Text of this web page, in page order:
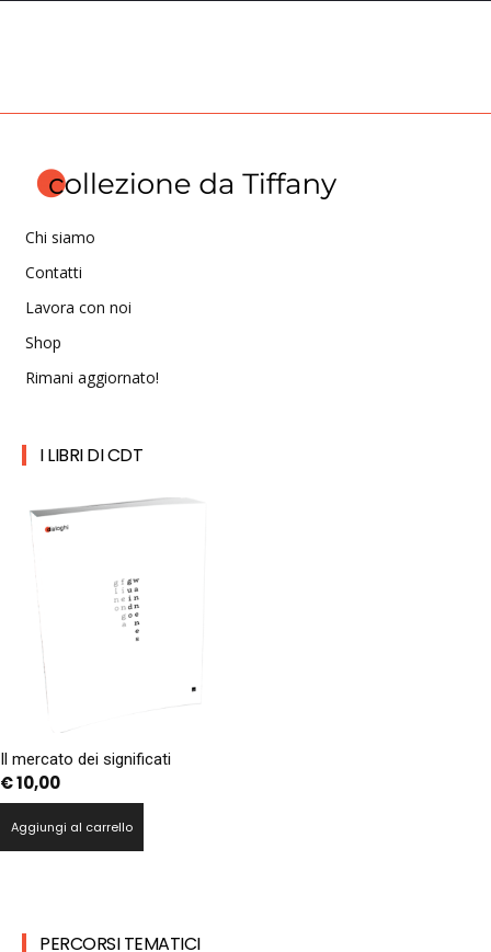
Chi siamo
Contatti
Lavora con noi
Shop
Rimani aggiornato!
I LIBRI DI CDT
Il mercato dei significati
€10,00
Aggiungi al carrello
PERCORSI TEMATICI